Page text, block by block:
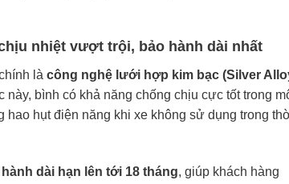
nhiệt vượt trội, bảo hành dài nhất
là công nghệ lưới hợp kim bạc (Silver
bình có khả năng chống chịu cực tốt trong
hụt điện năng khi xe không sử dụng trong
hành dài hạn lên tới 18 tháng, giúp khách hàng